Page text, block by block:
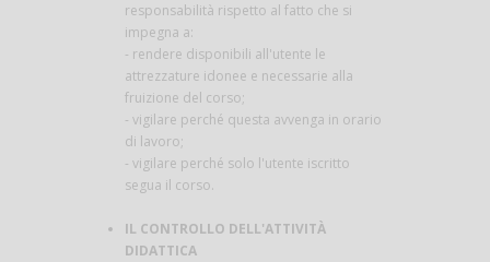
responsabilità rispetto al fatto che si
impegna a:
- rendere disponibili all'utente le
attrezzature idonee e necessarie alla
fruizione del corso;
- vigilare perché questa avvenga in orario
di lavoro;
- vigilare perché solo l'utente iscritto
segua il corso.
IL CONTROLLO DELL'ATTIVITÀ
DIDATTICA